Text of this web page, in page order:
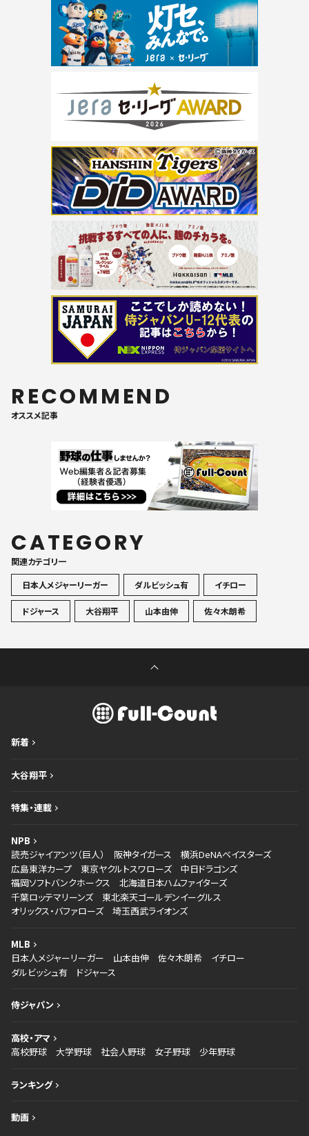
RECOMMEND
オススメ記事
CATEGORY
関連カテゴリ一
日本人メジャーリーガー
ダルビッシュ有 イチロー
ドジャース 大谷翔平 山本由伸 佐々木朗希
新着
大谷翔平
特集・連載
NPB
読売ジャイアンツ（巨人）
阪神タイガース
横浜DeNAベイスターズ
広島東洋カープ
東京ヤクルトスワローズ
中日ドラゴンズ
福岡ソフトバンクホークス
北海道日本ハムファイターズ
千葉ロッテマリーンズ
東北楽天ゴールデンイーグルス
オリックス・バファローズ
埼玉西武ライオンズ
MLB
日本人メジャーリーガー
山本由伸 佐々木朗希
イチロー
ダルビッシュ有
ドジャース
侍ジャパン
高校・アマ
高校野球
大学野球 社会人野球 女子野球 少年野球
ランキング
動画